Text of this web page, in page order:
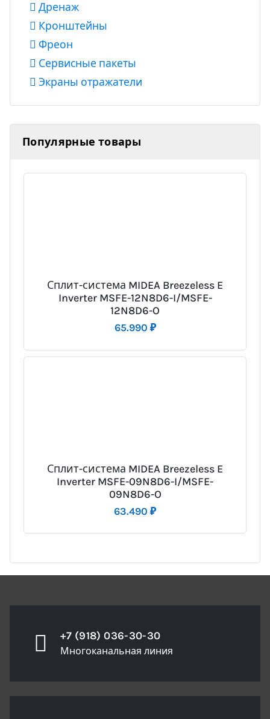
Дренаж
Кронштейны
Фреон
Сервисные пакеты
Экраны отражатели
Популярные товары
Сплит-система MIDEA Breezeless E
Inverter MSFE-12N8D6-I/MSFE-
12N8D6-O
65.990 ₽
Сплит-система MIDEA Breezeless E
Inverter MSFE-09N8D6-I/MSFE-
09N8D6-O
63.490 ₽
+7 (918) 036-30-30
Многоканальная линия